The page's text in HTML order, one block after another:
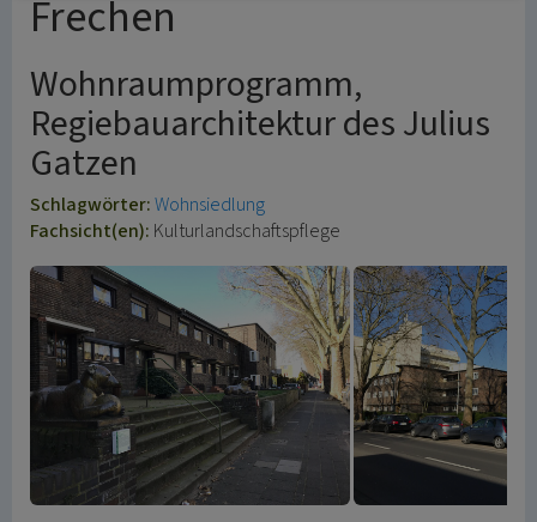
Frechen
Wohnraumprogramm,
Regiebauarchitektur des Julius
Gatzen
Schlagwörter:Wohnsiedlung
Fachsicht(en): Kulturlandschaftspflege